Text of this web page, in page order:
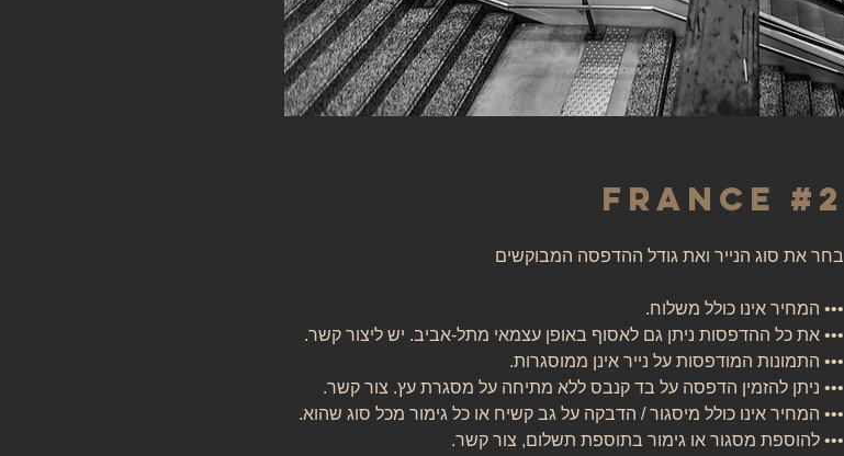
France #2
בחר את סוג הנייר ואת גודל ההדפסה המבוקשים
••• המחיר אינו כולל משלוח.
••• את כל ההדפסות ניתן גם לאסוף באופן עצמאי מתל-אביב. יש ליצור קשר.
••• התמונות המודפסות על נייר אינן ממוסגרות.
••• ניתן להזמין הדפסה על בד קנבס ללא מתיחה על מסגרת עץ. צור קשר.
••• המחיר אינו כולל מיסגור / הדבקה על גב קשיח או כל גימור מכל סוג שהוא.
••• להוספת מסגור או גימור בתוספת תשלום, צור קשר.